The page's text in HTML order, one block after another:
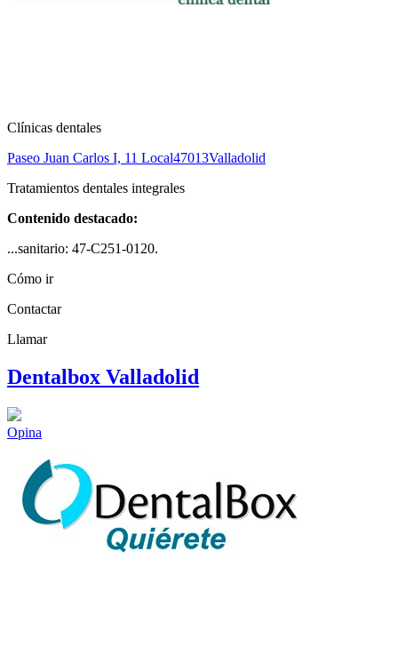
Clínicas dentales
Paseo Juan Carlos I, 11 Local47013Valladolid
Tratamientos dentales integrales
Contenido destacado:
...sanitario: 47-C251-0120.
Cómo ir
Contactar
Llamar
Dentalbox Valladolid
Opina